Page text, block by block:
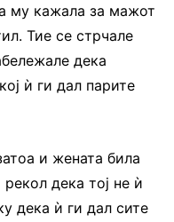
му кажала за мажот
Тие се стрчале
дека
ѝ ги дал парите
и жената била
дека тој не ѝ
дека ѝ ги дал сите